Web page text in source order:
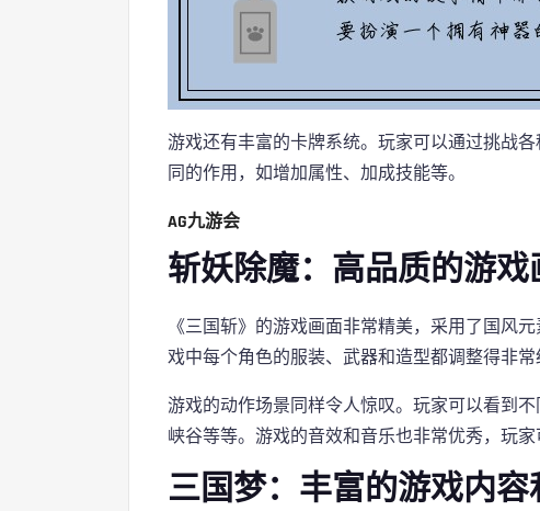
游戏还有丰富的卡牌系统。玩家可以通过挑战
同的作用，如增加属性、加成技能等。
AG九游会
斩妖除魔：高品质的游
《三国斩》的游戏画面非常精美，采用了国风
戏中每个角色的服装、武器和造型都调整得非
游戏的动作场景同样令人惊叹。玩家可以看到
峡谷等等。游戏的音效和音乐也非常优秀，玩家
三国梦：丰富的游戏内